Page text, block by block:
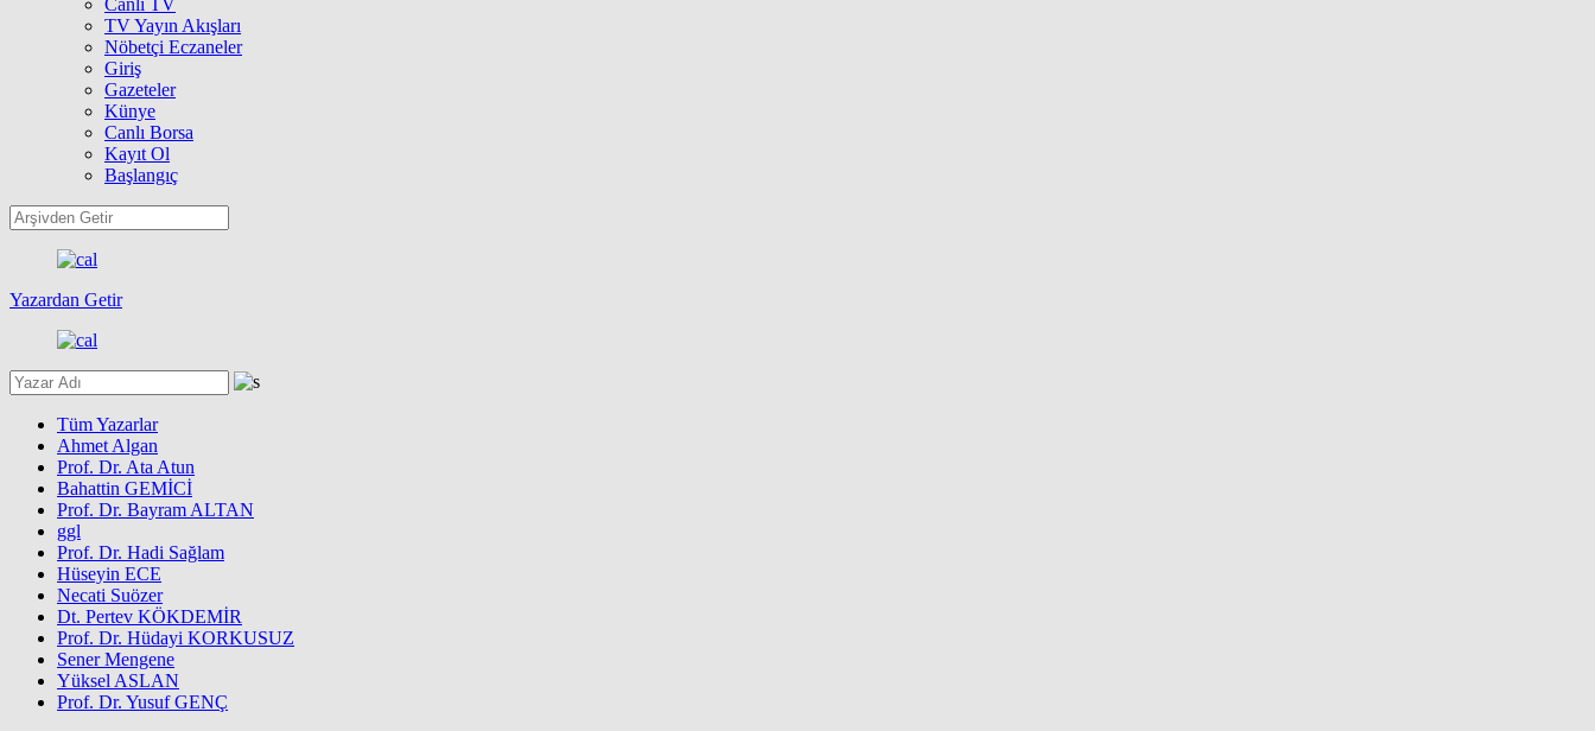
Canlı TV
TV Yayın Akışları
Nöbetçi Eczaneler
Giriş
Gazeteler
Künye
Canlı Borsa
Kayıt Ol
Başlangıç
Yazardan Getir
Tüm Yazarlar
Ahmet Algan
Prof. Dr. Ata Atun
Bahattin GEMİCİ
Prof. Dr. Bayram ALTAN
ggl
Prof. Dr. Hadi Sağlam
Hüseyin ECE
Necati Suözer
Dt. Pertev KÖKDEMİR
Prof. Dr. Hüdayi KORKUSUZ
Sener Mengene
Yüksel ASLAN
Prof. Dr. Yusuf GENÇ